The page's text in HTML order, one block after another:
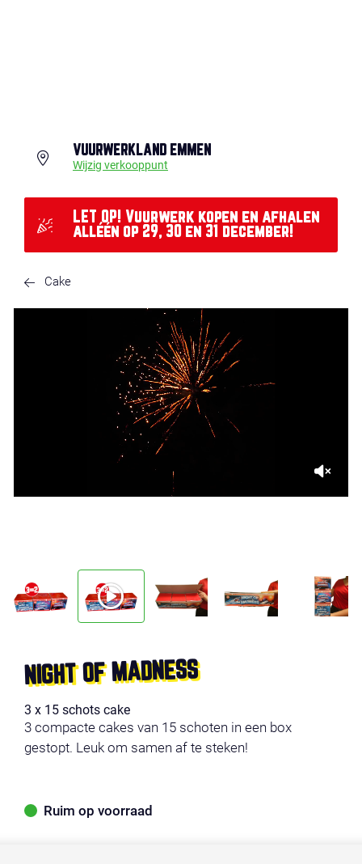
VUURWERKLAND EMMEN
Wijzig verkooppunt
LET OP! Vuurwerk kopen en afhalen
alléén op 29, 30 en 31 december!
Cake
NIGHT OF MADNESS
3 x 15 schots cake
3 compacte cakes van 15 schoten in een box
gestopt. Leuk om samen af te steken!
Ruim op voorraad